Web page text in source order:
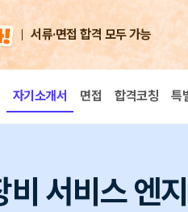
서류·면접 합격 모두 가능
자기소개서 면접 합격코칭 특
서비스 엔